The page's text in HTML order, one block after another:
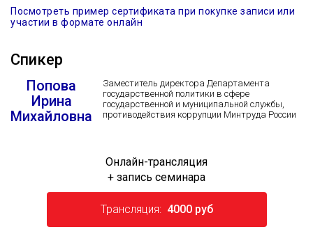
Посмотреть пример сертификата при покупке записи или
участии в формате онлайн
Спикер
Попова
Ирина
Михайловна
Заместитель директора Департамента
государственной политики в сфере
государственной и муниципальной службы,
противодействия коррупции Минтруда России
Онлайн-трансляция
+ запись семинара
Трансляция: 4000 руб